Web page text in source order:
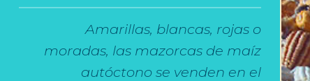
Amarillas, blancas, rojas o
moradas, las mazorcas de maíz
autóctono se venden en el